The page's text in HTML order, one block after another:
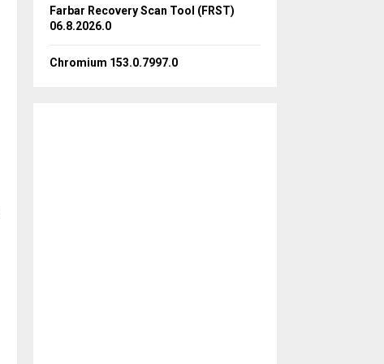
Farbar Recovery Scan Tool (FRST)
06.8.2026.0
Chromium 153.0.7997.0